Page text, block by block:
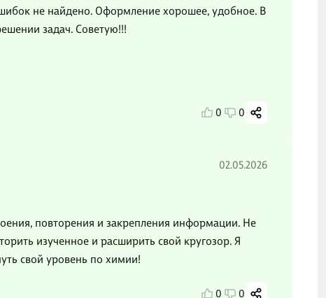
не найдено. Оформление хорошее, удобное. В
задач. Советую!!!
0 0
02.05.2026
повторения и закрепления информации. Не
изученное и расширить свой кругозор. Я
свой уровень по химии!
0 0